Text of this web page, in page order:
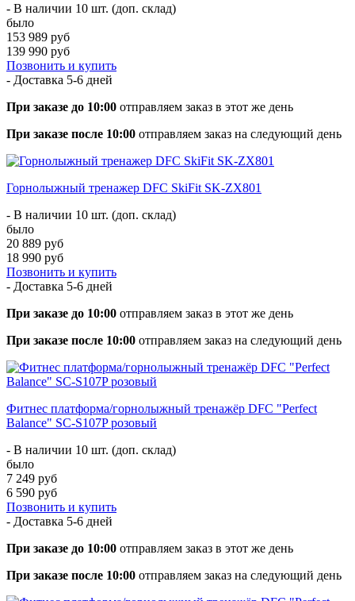
- В наличии 10 шт. (доп. склад)
было
153 989 руб
139 990 руб
Позвонить и купить
- Доставка 5-6 дней
При заказе до 10:00 отправляем заказ в этот же день
При заказе после 10:00 отправляем заказ на следующий день
Горнолыжный тренажер DFC SkiFit SK-ZX801
- В наличии 10 шт. (доп. склад)
было
20 889 руб
18 990 руб
Позвонить и купить
- Доставка 5-6 дней
При заказе до 10:00 отправляем заказ в этот же день
При заказе после 10:00 отправляем заказ на следующий день
Фитнес платформа/горнолыжный тренажёр DFC "Perfect
Balance" SC-S107P розовый
- В наличии 10 шт. (доп. склад)
было
7 249 руб
6 590 руб
Позвонить и купить
- Доставка 5-6 дней
При заказе до 10:00 отправляем заказ в этот же день
При заказе после 10:00 отправляем заказ на следующий день